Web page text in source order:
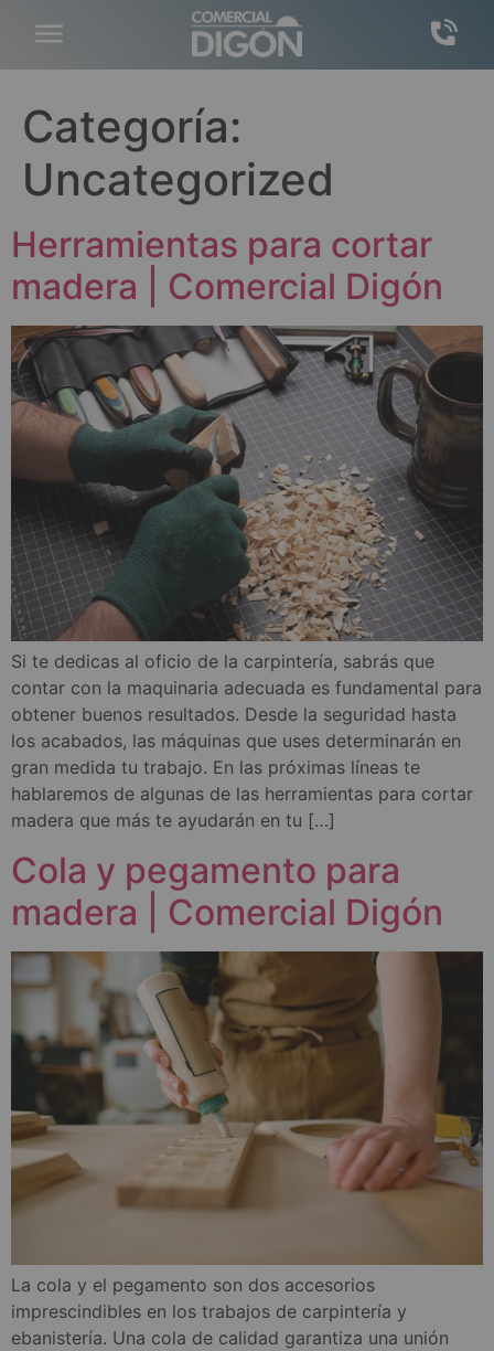
Categoría:
Uncategorized
Herramientas para cortar
madera | Comercial Digón
Si te dedicas al oficio de la carpintería, sabrás que
contar con la maquinaria adecuada es fundamental para
obtener buenos resultados. Desde la seguridad hasta
los acabados, las máquinas que uses determinarán en
gran medida tu trabajo. En las próximas líneas te
hablaremos de algunas de las herramientas para cortar
madera que más te ayudarán en tu […]
Cola y pegamento para
madera | Comercial Digón
La cola y el pegamento son dos accesorios
imprescindibles en los trabajos de carpintería y
ebanistería. Una cola de calidad garantiza una unión